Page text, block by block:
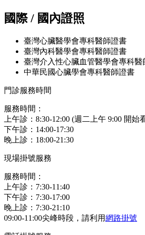
國際 / 國內證照
臺灣心臟醫學會專科醫師證書
臺灣內科醫學會專科醫師證書
臺灣介入性心臟血管醫學會專科醫
中華民國心臟學會專科醫師證書
門診服務時間
服務時間：
上午診：8:30-12:00 (週二上午 9:00 開始
下午診：14:00-17:30
晚上診：18:00-21:30
現場掛號服務
服務時間：
上午診：7:30-11:40
下午診：7:30-17:00
晚上診：7:30-21:10
09:00-11:00尖峰時段，請利用網路掛號